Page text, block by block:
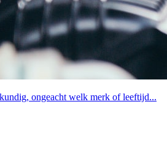
ongeacht welk merk of leeftijd...